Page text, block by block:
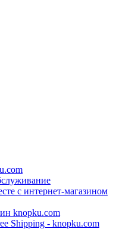
с интернет-магазином
knopku.com
Shipping - knopku.com